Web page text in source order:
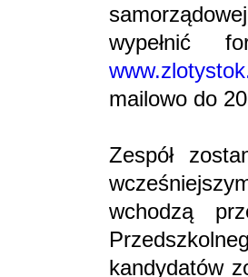
wypełnić
mailowo do
Zespół
wchodzą
kandydatów